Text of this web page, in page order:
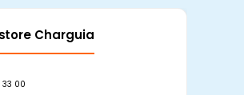
Charguia
33 00